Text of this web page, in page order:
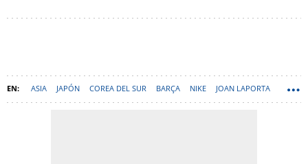
ASIA JAPÓN COREA DEL SUR BARÇA NIKE JOAN LAPORTA